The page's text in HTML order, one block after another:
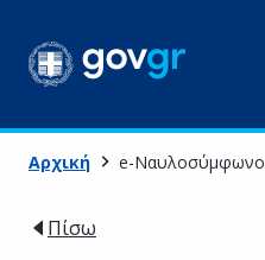
Αρχική e-Ναυλοσύμφωνο
Πίσω